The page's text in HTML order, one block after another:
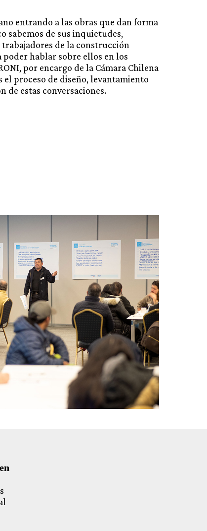
entrando a las obras que dan forma
sabemos de sus inquietudes,
de la construcción
hablar sobre ellos en los
por encargo de la Cámara Chilena
proceso de diseño, levantamiento
de estas conversaciones.